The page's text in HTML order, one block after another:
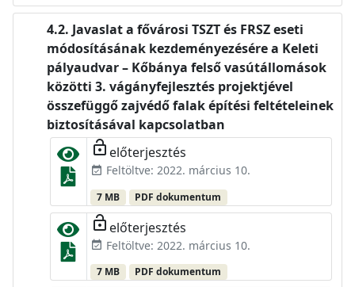
Javaslat a fővárosi TSZT és FRSZ eseti
módosításának kezdeményezésére a Keleti
pályaudvar – Kőbánya felső vasútállomások
közötti 3. vágányfejlesztés projektjével
összefüggő zajvédő falak építési feltételeinek
biztosításával kapcsolatban
lock_open előterjesztés
event_available Feltöltve: 2022. március 10.
7 MB PDF dokumentum
lock_open előterjesztés
event_available Feltöltve: 2022. március 10.
7 MB PDF dokumentum